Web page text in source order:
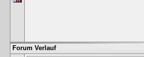
Forum Verlauf